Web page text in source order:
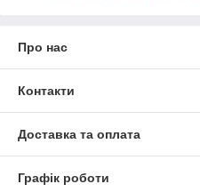
Про нас
Контакти
Доставка та оплата
Графік роботи